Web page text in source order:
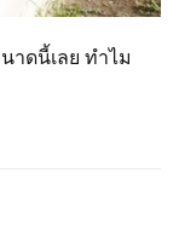
าดนี้เลย ทำไม